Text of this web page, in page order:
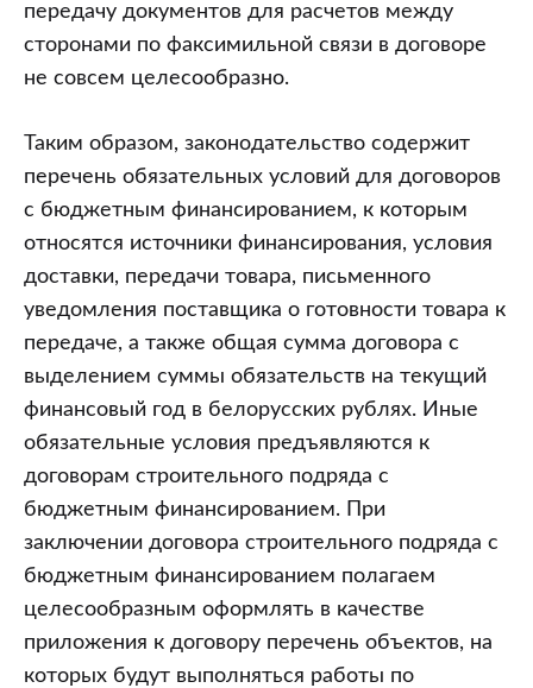
передачу документов для расчетов между
сторонами по факсимильной связи в договоре
не совсем целесообразно.
Таким образом, законодательство содержит
перечень обязательных условий для договоров
с бюджетным финансированием, к которым
относятся источники финансирования, условия
доставки, передачи товара, письменного
уведомления поставщика о готовности товара к
передаче, а также общая сумма договора с
выделением суммы обязательств на текущий
финансовый год в белорусских рублях. Иные
обязательные условия предъявляются к
договорам строительного подряда с
бюджетным финансированием. При
заключении договора строительного подряда с
бюджетным финансированием полагаем
целесообразным оформлять в качестве
приложения к договору перечень объектов, на
которых будут выполняться работы по